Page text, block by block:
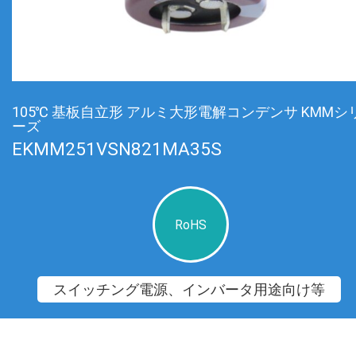
105℃ 基板自立形 アルミ大形電解コンデンサ KMMシ
ーズ
EKMM251VSN821MA35S
RoHS
スイッチング電源、インバータ用途向け等